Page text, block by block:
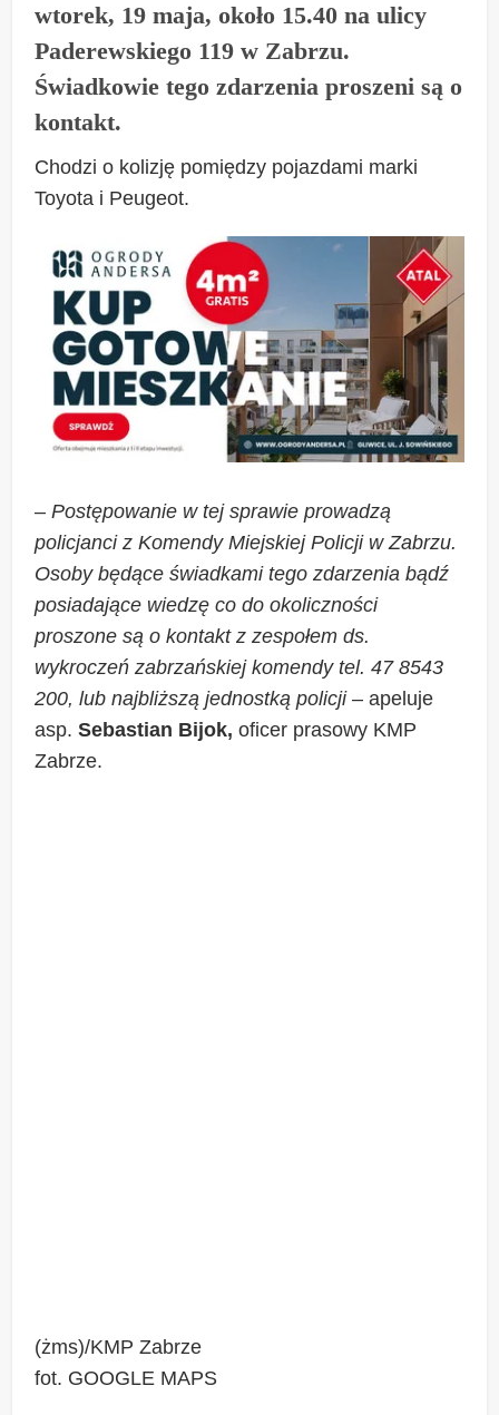
wtorek, 19 maja, około 15.40 na ulicy
Paderewskiego 119 w Zabrzu.
Świadkowie tego zdarzenia proszeni są o
kontakt.
Chodzi o kolizję pomiędzy pojazdami marki
Toyota i Peugeot.
–Postępowanie w tej sprawie prowadzą
policjanci z Komendy Miejskiej Policji w Zabrzu.
Osoby będące świadkami tego zdarzenia bądź
posiadające wiedzę co do okoliczności
proszone są o kontakt z zespołem ds.
wykroczeń zabrzańskiej komendy tel. 47 8543
200, lub najbliższą jednostką policji– apeluje
asp.Sebastian Bijok, oficer prasowy KMP
Zabrze.
(żms)/KMP Zabrze
fot. GOOGLE MAPS